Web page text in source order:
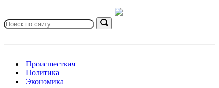
for:
Search
Происшествия
Политика
Экономика